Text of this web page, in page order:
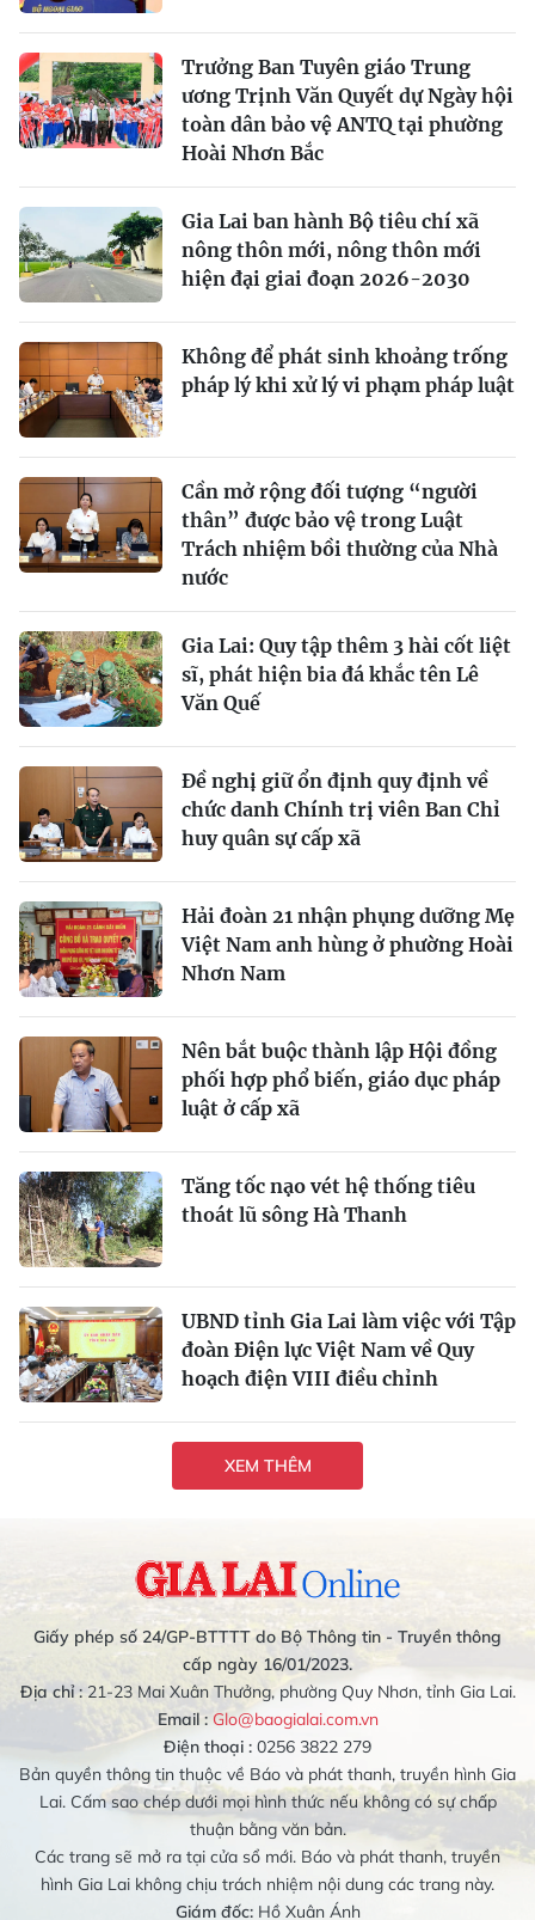
Trưởng Ban Tuyên giáo Trung
ương Trịnh Văn Quyết dự Ngày hội
toàn dân bảo vệ ANTQ tại phường
Hoài Nhơn Bắc
Gia Lai ban hành Bộ tiêu chí xã
nông thôn mới, nông thôn mới
hiện đại giai đoạn 2026-2030
Không để phát sinh khoảng trống
pháp lý khi xử lý vi phạm pháp luật
Cần mở rộng đối tượng “người
thân” được bảo vệ trong Luật
Trách nhiệm bồi thường của Nhà
nước
Gia Lai: Quy tập thêm 3 hài cốt liệt
sĩ, phát hiện bia đá khắc tên Lê
Văn Quế
Đề nghị giữ ổn định quy định về
chức danh Chính trị viên Ban Chỉ
huy quân sự cấp xã
Hải đoàn 21 nhận phụng dưỡng Mẹ
Việt Nam anh hùng ở phường Hoài
Nhơn Nam
Nên bắt buộc thành lập Hội đồng
phối hợp phổ biến, giáo dục pháp
luật ở cấp xã
Tăng tốc nạo vét hệ thống tiêu
thoát lũ sông Hà Thanh
UBND tỉnh Gia Lai làm việc với Tập
đoàn Điện lực Việt Nam về Quy
hoạch điện VIII điều chỉnh
XEM THÊM
Giấy phép số 24/GP-BTTTT do Bộ Thông tin - Truyền thông
cấp ngày 16/01/2023.
Địa chỉ :21-23 Mai Xuân Thưởng, phường Quy Nhơn, tỉnh Gia Lai.
Email : Glo@baogialai.com.vn
Điện thoại : 0256 3822 279
Bản quyền thông tin thuộc về Báo và phát thanh, truyền hình Gia
Lai. Cấm sao chép dưới mọi hình thức nếu không có sự chấp
thuận bằng văn bản.
Các trang sẽ mở ra tại cửa sổ mới. Báo và phát thanh, truyền
hình Gia Lai không chịu trách nhiệm nội dung các trang này.
Giám đốc:Hồ Xuân Ánh